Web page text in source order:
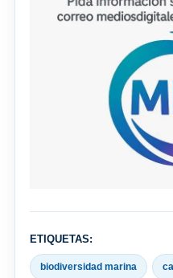
ETIQUETAS:
biodiversidad marina